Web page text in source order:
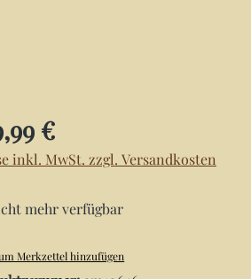
Preis:
€
inkl. MwSt. zzgl. Versandkosten
mehr verfügbar
Merkzettel hinzufügen